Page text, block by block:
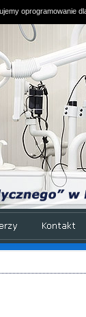
oprogramowanie